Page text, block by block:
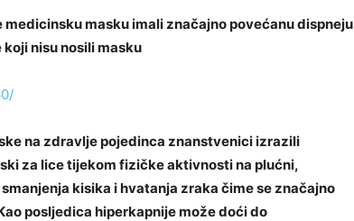
medicinsku masku imali značajno povećanu dispneju
koji nisu nosili masku
na zdravlje pojedinca znanstvenici izrazili
za lice tijekom fizičke aktivnosti na plućni,
kisika i hvatanja zraka čime se značajno
posljedica hiperkapnije može doći do